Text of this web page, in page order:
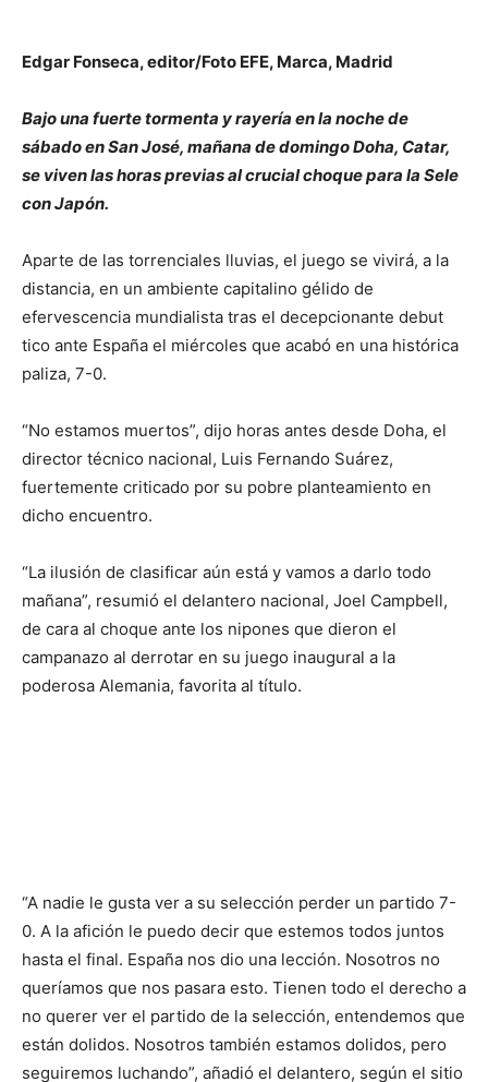
Edgar Fonseca, editor/Foto EFE, Marca, Madrid
Bajo una fuerte tormenta y rayería en la noche de
sábado en San José, mañana de domingo Doha, Catar,
se viven las horas previas al crucial choque para la Sele
con Japón.
Aparte de las torrenciales lluvias, el juego se vivirá, a la
distancia, en un ambiente capitalino gélido de
efervescencia mundialista tras el decepcionante debut
tico ante España el miércoles que acabó en una histórica
paliza, 7-0.
“No estamos muertos”, dijo horas antes desde Doha, el
director técnico nacional, Luis Fernando Suárez,
fuertemente criticado por su pobre planteamiento en
dicho encuentro.
“La ilusión de clasificar aún está y vamos a darlo todo
mañana”, resumió el delantero nacional, Joel Campbell,
de cara al choque ante los nipones que dieron el
campanazo al derrotar en su juego inaugural a la
poderosa Alemania, favorita al título.
“A nadie le gusta ver a su selección perder un partido 7-
0. A la afición le puedo decir que estemos todos juntos
hasta el final. España nos dio una lección. Nosotros no
queríamos que nos pasara esto. Tienen todo el derecho a
no querer ver el partido de la selección, entendemos que
están dolidos. Nosotros también estamos dolidos, pero
seguiremos luchando”, añadió el delantero, según el sitio